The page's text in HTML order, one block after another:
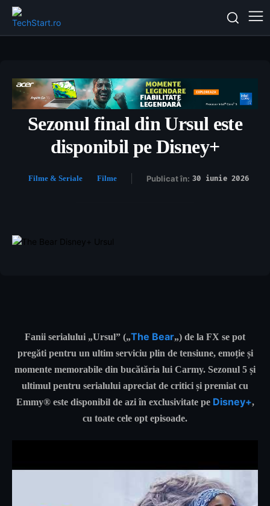
Sezonul final din Ursul este
disponibil pe Disney+
Filme & Seriale Filme Publicat în: 30 iunie 2026
Fanii serialului „Ursul” („The Bear„) de la FX se pot
pregăti pentru un ultim serviciu plin de tensiune, emoție și
momente memorabile din bucătăria lui Carmy. Sezonul 5 și
ultimul pentru serialului apreciat de critici și premiat cu
Emmy® este disponibil de azi în exclusivitate peDisney+,
cu toate cele opt episoade.